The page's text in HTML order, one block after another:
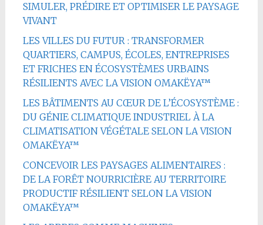
SIMULER, PRÉDIRE ET OPTIMISER LE PAYSAGE
VIVANT
LES VILLES DU FUTUR : TRANSFORMER
QUARTIERS, CAMPUS, ÉCOLES, ENTREPRISES
ET FRICHES EN ÉCOSYSTÈMES URBAINS
RÉSILIENTS AVEC LA VISION OMAKËYA™
LES BÂTIMENTS AU CŒUR DE L’ÉCOSYSTÈME :
DU GÉNIE CLIMATIQUE INDUSTRIEL À LA
CLIMATISATION VÉGÉTALE SELON LA VISION
OMAKËYA™
CONCEVOIR LES PAYSAGES ALIMENTAIRES :
DE LA FORÊT NOURRICIÈRE AU TERRITOIRE
PRODUCTIF RÉSILIENT SELON LA VISION
OMAKËYA™